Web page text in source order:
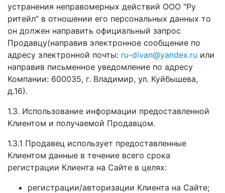
устранения неправомерных действий ООО "Ру
ритейл" в отношении его персональных данных то
он должен направить официальный запрос
Продавцу(направив электронное сообщение по
адресу электронной почты: ru-divan@yandex.ru или
направив письменное уведомление по адресу
Компании: 600035, г. Владимир, ул. Куйбышева,
д.16).
1.3. Использование информации предоставленной
Клиентом и получаемой Продавцом.
1.3.1 Продавец использует предоставленные
Клиентом данные в течение всего срока
регистрации Клиента на Сайте в целях:
регистрации/авторизации Клиента на Сайте;